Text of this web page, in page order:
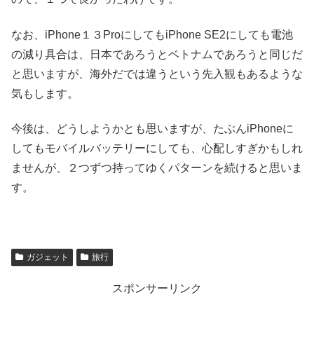
なお、iPhone１３ProにしてもiPhone SE2にしても電池
の減り具合は、日本であろうとベトナムであろうと同じだ
と思いますが、海外だでは違うという先入観もあるような
気もします。
今後は、どうしようかとも思いますが、たぶんiPhoneに
してもモバイルバッテリーにしても、心配しすぎかもしれ
ませんが、２つずつ持ってゆくパターンを続けると思いま
す。
ガジェット 旅行
スポンサーリンク